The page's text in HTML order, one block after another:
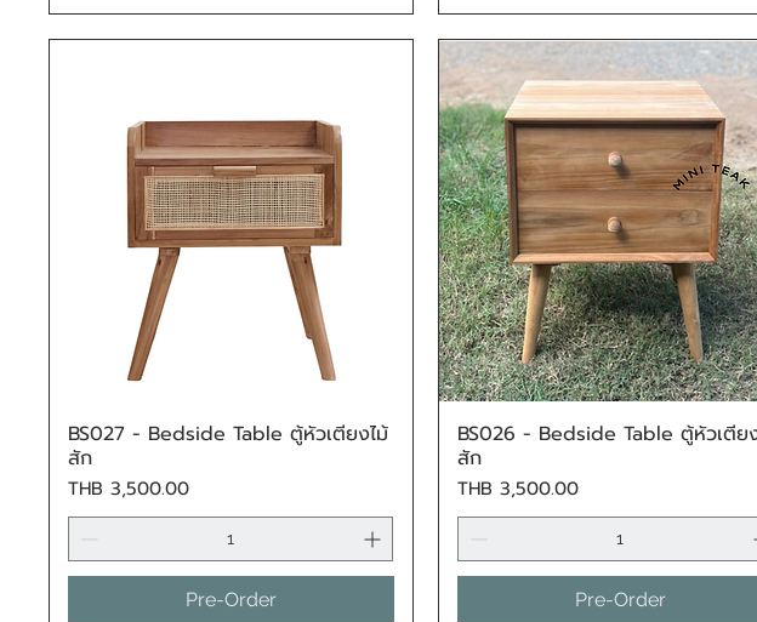
Quick View
BS027 - Bedside Table ตู้หัวเตียงไม้
สัก
Price
THB 3,500.00
Pre-Order
Quick View
BS026 - Bedside Table ตู้หัวเตีย
สัก
Price
THB 3,500.00
Pre-Order